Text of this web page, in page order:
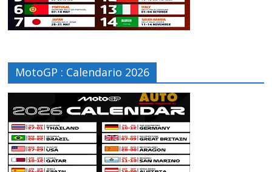
MotoGP : Calendario 2026